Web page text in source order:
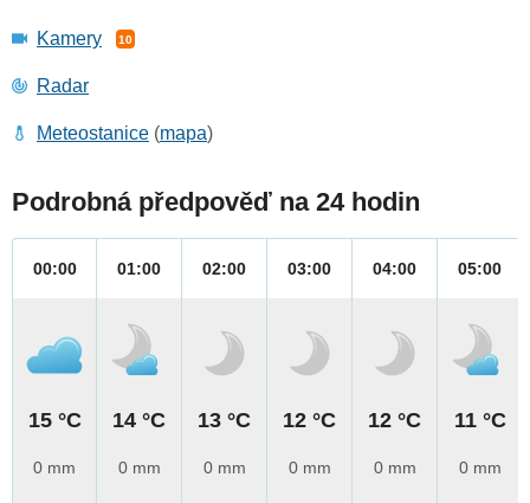
Kamery 10
Radar
Meteostanice (mapa)
Podrobná předpověď na 24 hodin
00:00
15 °C
0 mm
01:00
14 °C
0 mm
02:00
13 °C
0 mm
03:00
12 °C
0 mm
04:00
12 °C
0 mm
05:00
11 °C
0 mm